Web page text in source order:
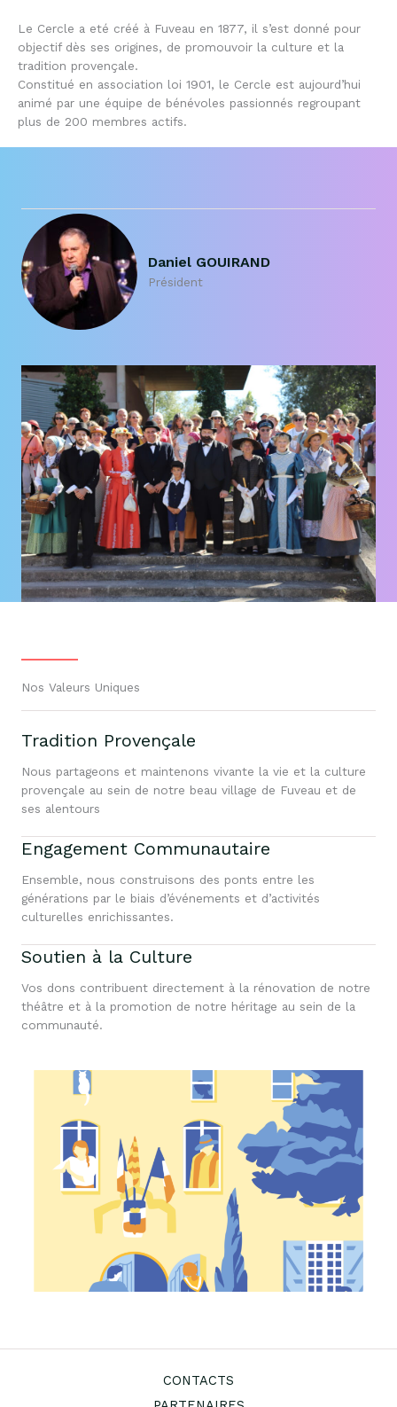
Le Cercle a eté créé à Fuveau en 1877, il s’est donné pour
objectif dès ses origines, de promouvoir la culture et la
tradition provençale.
Constitué en association loi 1901, le Cercle est aujourd’hui
animé par une équipe de bénévoles passionnés regroupant
plus de 200 membres actifs.
Daniel GOUIRAND
Président
Nos Valeurs Uniques
Tradition Provençale
Nous partageons et maintenons vivante la vie et la culture
provençale au sein de notre beau village de Fuveau et de
ses alentours
Engagement Communautaire
Ensemble, nous construisons des ponts entre les
générations par le biais d’événements et d’activités
culturelles enrichissantes.
Soutien à la Culture
Vos dons contribuent directement à la rénovation de notre
théâtre et à la promotion de notre héritage au sein de la
communauté.
CONTACTS